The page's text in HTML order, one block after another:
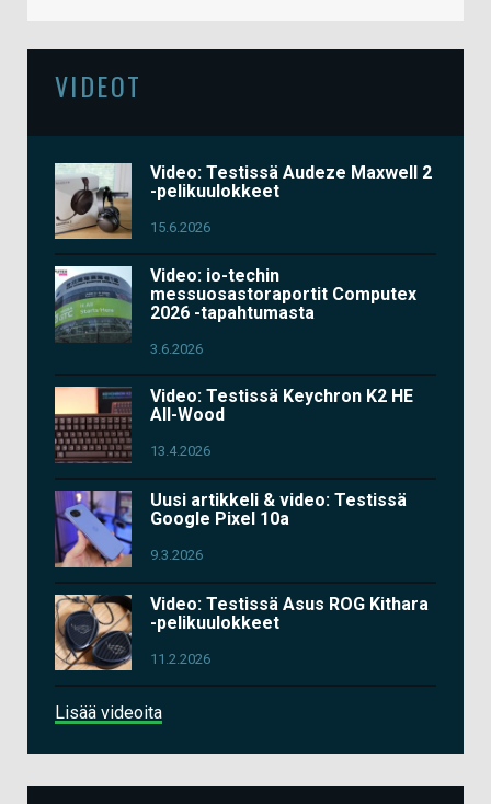
VIDEOT
Video: Testissä Audeze Maxwell 2
-pelikuulokkeet
15.6.2026
Video: io-techin
messuosastoraportit Computex
2026 -tapahtumasta
3.6.2026
Video: Testissä Keychron K2 HE
All-Wood
13.4.2026
Uusi artikkeli & video: Testissä
Google Pixel 10a
9.3.2026
Video: Testissä Asus ROG Kithara
-pelikuulokkeet
11.2.2026
Lisää videoita